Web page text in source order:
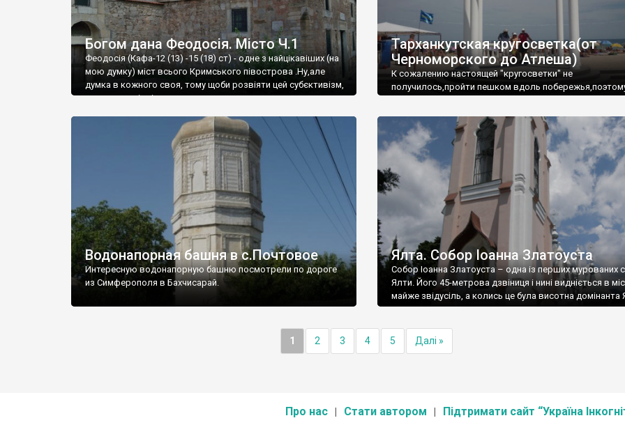
Богом дана Феодосія. Місто Ч.1
Феодосія (Кафа-12 (13) -15 (18) ст) - одне з найцікавіших (на
мою думку) міст всього Кримського півострова .Ну,але
думка в кожного своя, тому щоби розвіяти цей субєктивізм,
запрошую відвідати це
Тарханкутская кругосветка(от
Черноморского до Атлеша)
К сожалению настоящей "кругосветки" не
получилось,пройти пешком вдоль
Водонапорная башня в с.Почтовое
Интересную водонапорную башню посмотрели по дороге
из Симферополя в Бахчисарай.
Ялта. Собор Іоанна Златоуста
Собор Іоанна Златоуста – одна із перших мурованих
Ялти. Його 45-метрова дзвіниця і нині видніється в
майже звідусіль, а колись це була висотна домінанта
1 2 3 4 5 Далі »
Про нас Стати автором Підтримати сайт “Україна